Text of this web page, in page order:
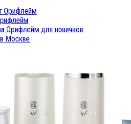
Орифлейм
Орифлейм для новичков
Москве